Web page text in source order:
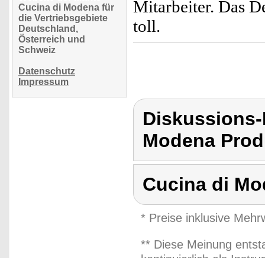
Cucina di Modena für
die Vertriebsgebiete
Deutschland,
Österreich und
Schweiz
Datenschutz
Impressum
Mitarbeiter. Das
toll.
Modena
Cucina di
* Preise inklusive
** Diese Meinung